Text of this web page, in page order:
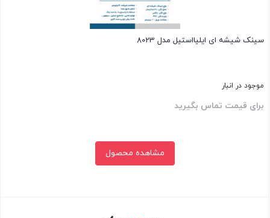
سینک شیشه ای ایلیااستیل مدل 8023
موجود در انبار
برای قیمت تماس بگیرید
مشاهده محصول